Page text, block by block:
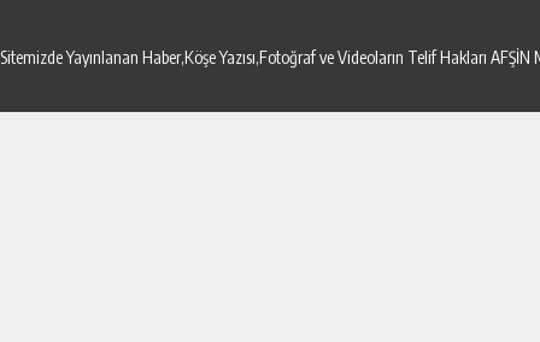
Sitemizde Yayınlanan Haber,Köşe Yazısı,Fotoğraf ve Videoların Telif Hakları